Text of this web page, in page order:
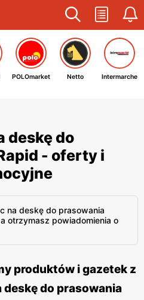
POLOmarket Netto Intermarche
deskę do
- oferty i
na deskę do prasowania
otrzymasz powiadomienia o
produktów i gazetek z
do prasowania